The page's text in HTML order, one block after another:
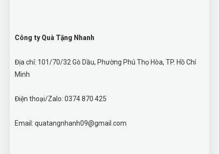
Công ty Quà Tặng Nhanh
Địa chỉ: 101/70/32 Gò Dầu, Phường Phú Thọ Hòa, TP. Hồ Chí
Minh
Điện thoại/Zalo: 0374 870 425
Email: quatangnhanh09@gmail.com